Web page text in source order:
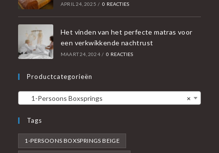
APRIL 24, 2025 / 0 REACTIES
Het vinden van het perfecte matras voor
een verkwikkende nachtrust
MAART 24, 2024 / 0 REACTIES
Productcategorieën
×
1-Persoons Boxsprings
Tags
1-PERSOONS BOXSPRINGS BEIGE